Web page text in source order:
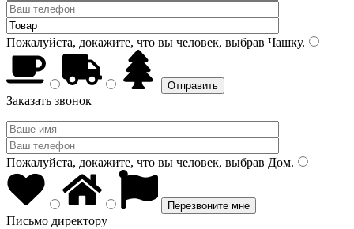
Пожалуйста, докажите, что вы человек, выбрав Чашку.
Заказать звонок
Пожалуйста, докажите, что вы человек, выбрав Дом.
Письмо директору